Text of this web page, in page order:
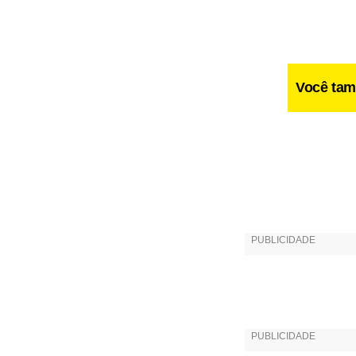
lançado até
DVD da
Você